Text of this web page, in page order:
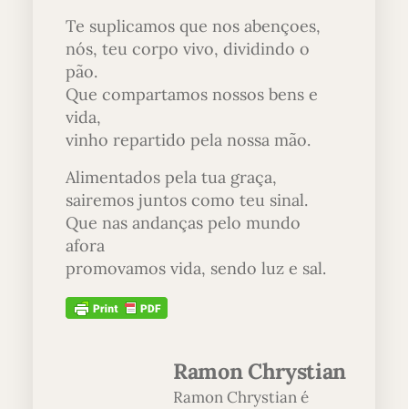
Te suplicamos que nos abençoes,
nós, teu corpo vivo, dividindo o
pão.
Que compartamos nossos bens e
vida,
vinho repartido pela nossa mão.
Alimentados pela tua graça,
sairemos juntos como teu sinal.
Que nas andanças pelo mundo
afora
promovamos vida, sendo luz e sal.
Ramon Chrystian
Ramon Chrystian é